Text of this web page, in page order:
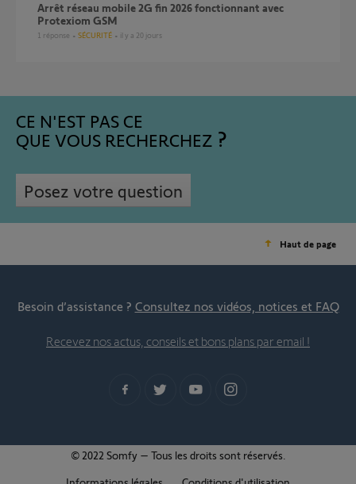
Arrêt réseau mobile 2G fin 2026 fonctionnant avec
Protexiom GSM
1 réponse SÉCURITÉ il y a 20 jours
CE N'EST PAS CE
QUE VOUS RECHERCHEZ
Posez votre question
Haut de page
Besoin d’assistance ? Consultez nos vidéos, notices et FAQ
Recevez nos actus, conseils et bons plans par email !
© 2022 Somfy – Tous les droits sont réservés.